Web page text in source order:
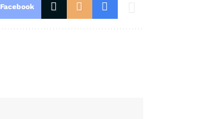
Facebook